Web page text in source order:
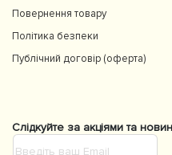
Повернення товару
Політика безпеки
Публічний договір (оферта)
Слідкуйте за акціями та